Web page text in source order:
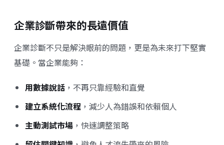
企業診斷帶來的長遠價值
企業診斷不只是解決眼前的問題，更是為未來打下堅實
基礎。當企業能夠：
用數據說話 ，不再只靠經驗和直覺
建立系統化流程 ，減少人為錯誤和依賴個人
主動測試市場 ，快速調整策略